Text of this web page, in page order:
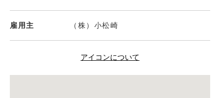
雇用主 （株）小松崎
アイコンについて